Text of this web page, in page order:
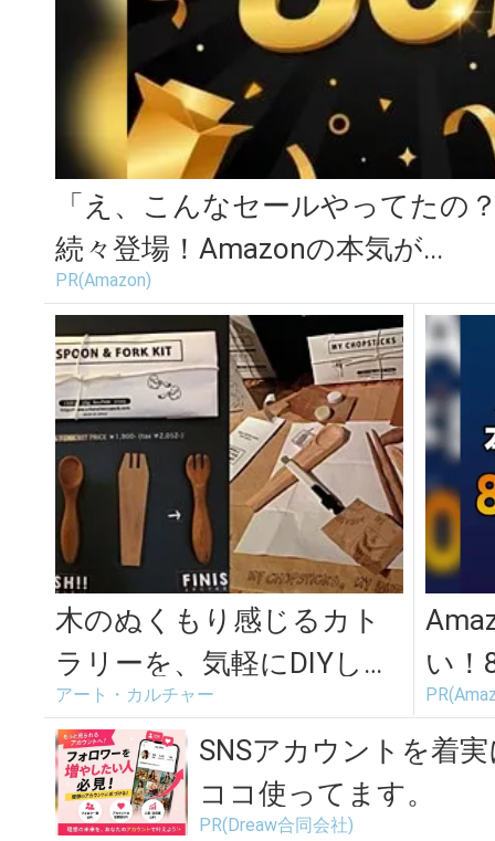
「え、こんなセールやってたの
続々登場！Amazonの本気が...
PR(Amazon)
木のぬくもり感じるカト
ラリーを、気軽にDIYしよ
う「urbanoleecopar...
アート・カルチャー
い！
場
SNSアカウントを着
ココ使ってます。
PR(Dreaw合同会社)